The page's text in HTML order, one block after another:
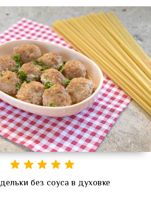
без соуса в духовке